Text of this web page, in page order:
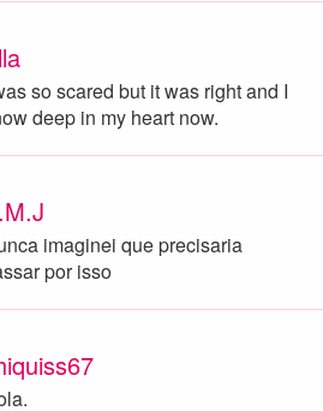
so scared but it was right and I
deep in my heart now.
imaginei que precisaria
por isso